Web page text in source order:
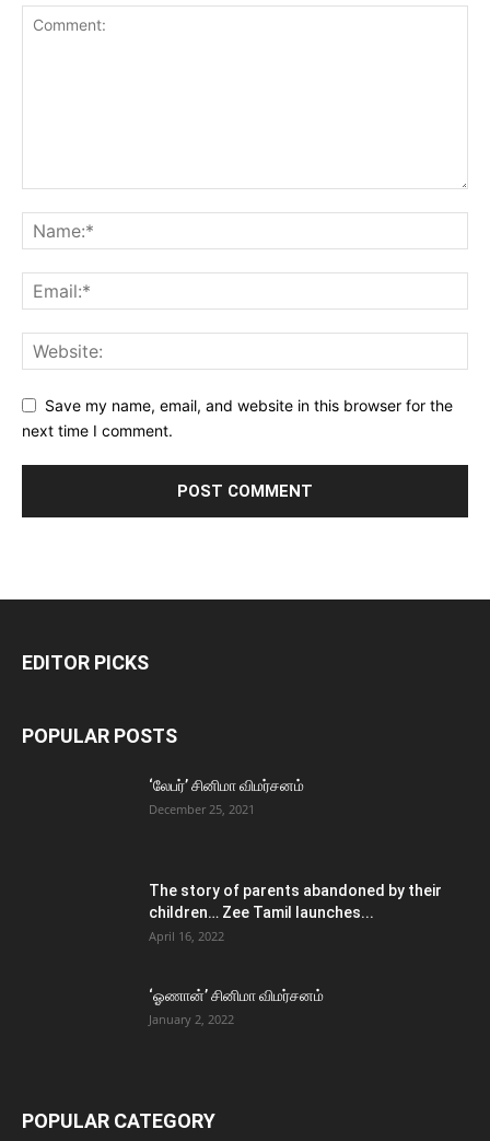
Save my name, email, and website in this browser for the
next time I comment.
EDITOR PICKS
POPULAR POSTS
‘லேபர்’ சினிமா விமர்சனம்
December 25, 2021
The story of parents abandoned by their
children… Zee Tamil launches...
April 16, 2022
‘ஓணான்’ சினிமா விமர்சனம்
January 2, 2022
POPULAR CATEGORY